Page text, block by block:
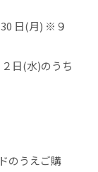
日(月) ※９
日(水)のうち
のうえご購